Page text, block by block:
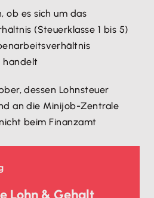
ob es sich um das
(Steuerklasse 1 bis 5)
handelt
dessen Lohnsteuer
an die Minijob-Zentrale
beim Finanzamt
Lohn & Gehalt